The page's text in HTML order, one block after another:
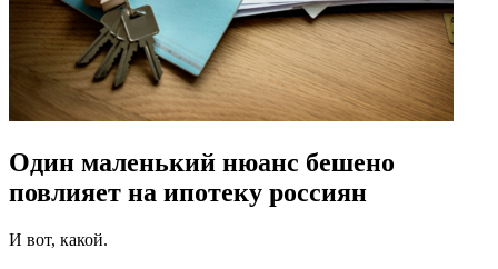
Один маленький нюанс бешено
повлияет на ипотеку россиян
И вот, какой.